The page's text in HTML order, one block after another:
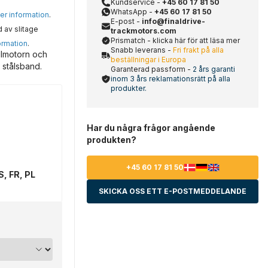
information.
av slitage
.
och
FR, PL
Kundservice - +45 60 17 81 50
WhatsApp - +45 60 17 81 50
E-post - info@finaldrive-
trackmotors.com
Prismatch - klicka här för att läsa mer
Snabb leverans - Fri frakt på alla
beställningar i Europa
Garanterad passform - 2 års garanti
inom 3 års reklamationsrätt på alla
produkter.
Har du några frågor angående
produkten?
+45 60 17 81 50
SKICKA OSS ETT E-POSTMEDDELANDE